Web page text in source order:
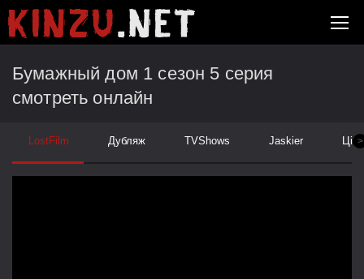
Бумажный дом 1 сезон 5 серия
смотреть онлайн
>
LostFilm Дубляж TVShows Jaskier